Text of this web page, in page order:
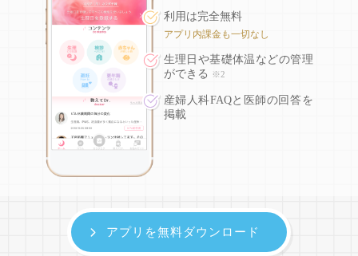
利用は完全無料
アプリ内課金も一切なし
生理日や基礎体温などの管理
ができる
※2
産婦人科FAQと医師の回答を
掲載
アプリを無料ダウンロード